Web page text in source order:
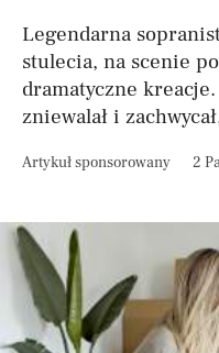
Legendarna
stulecia, na scenie
dramatyczne
zniewalał i
Artykuł sponsorowany 2